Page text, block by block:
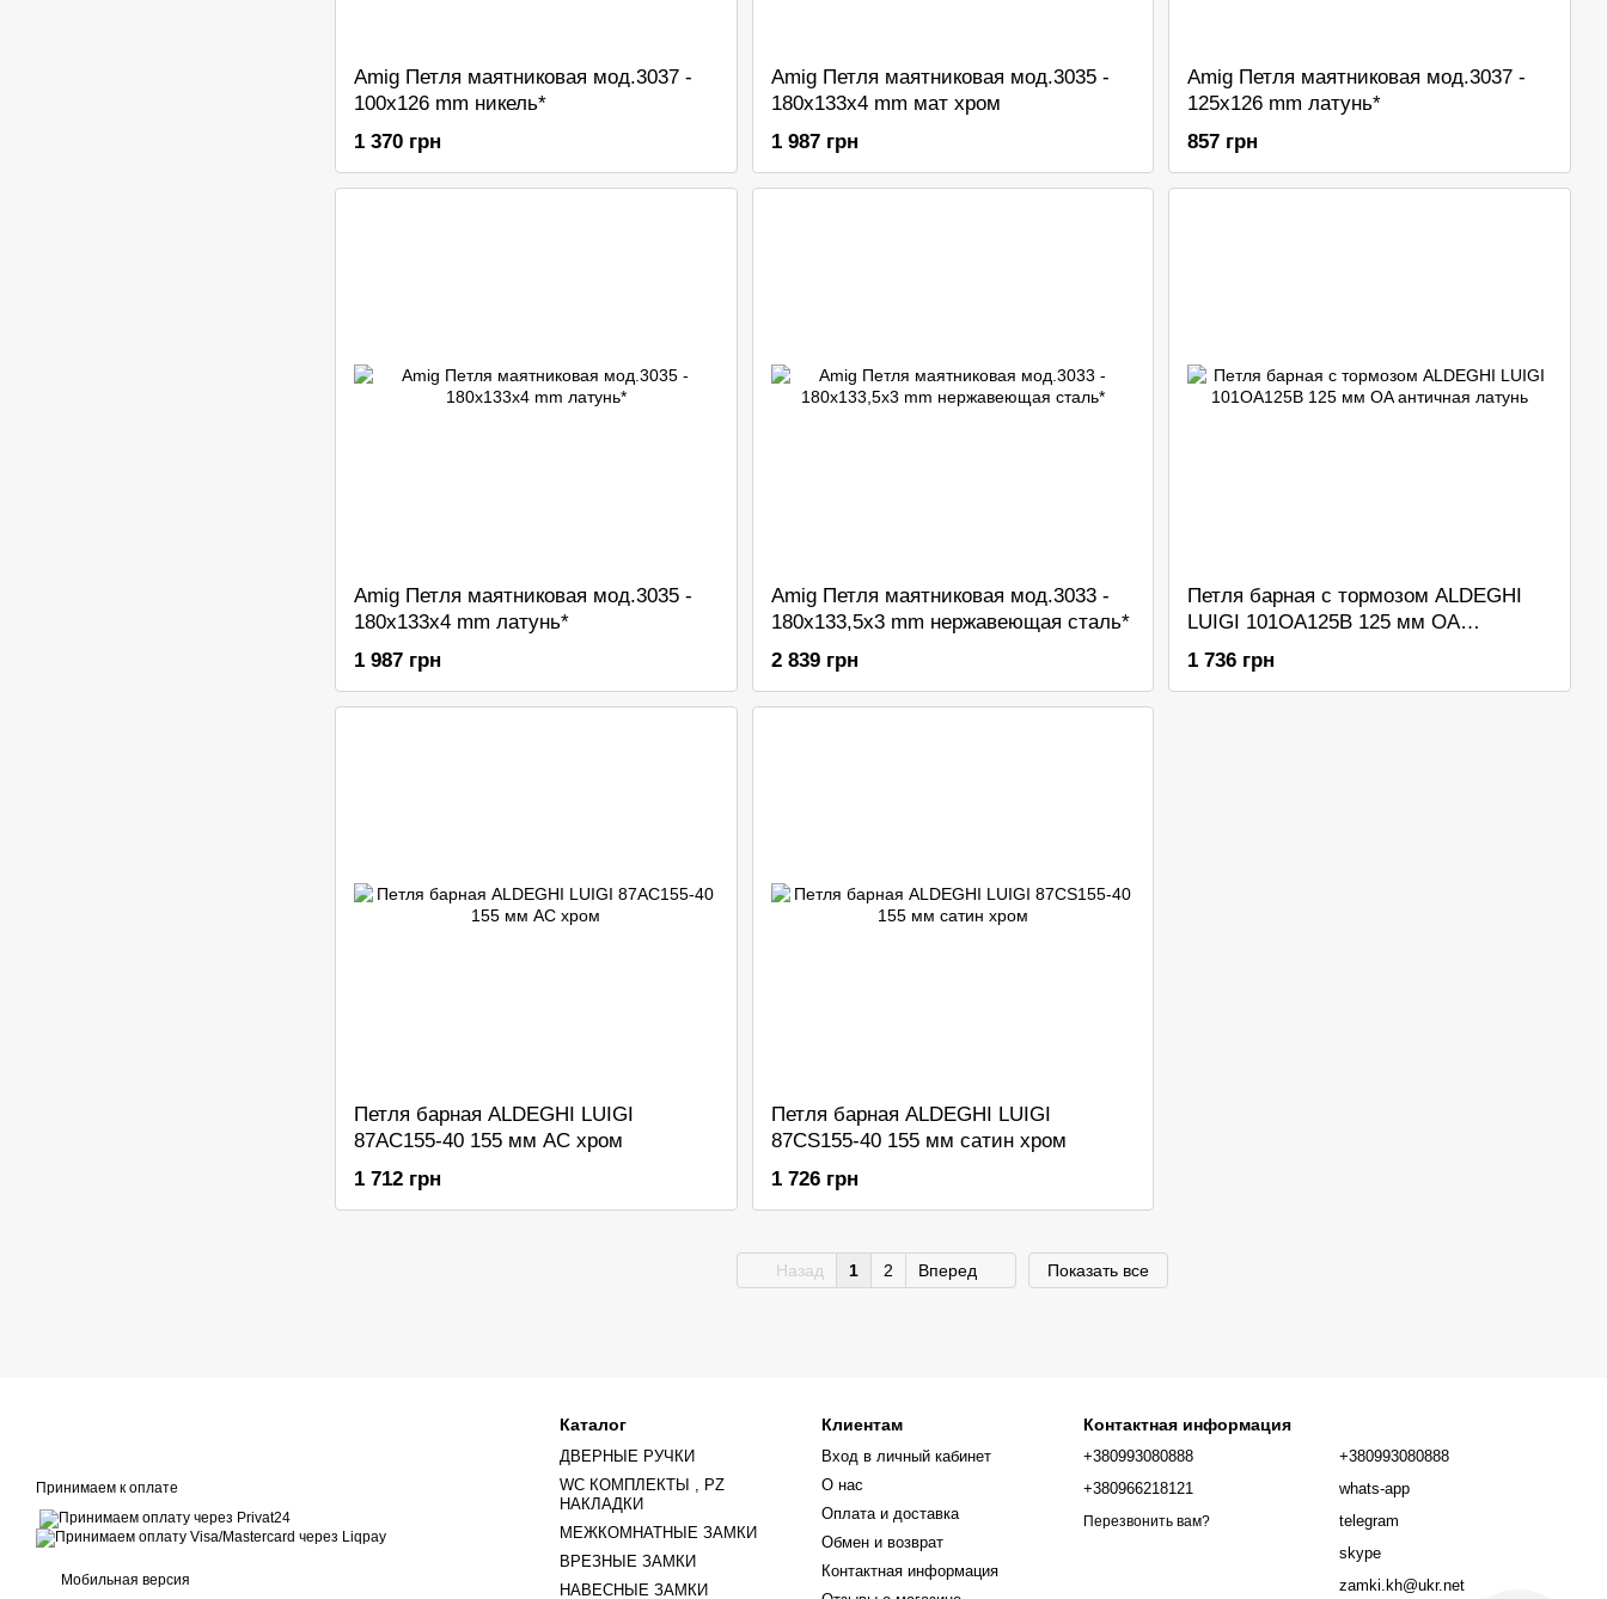
Amig Петля маятниковая мод.3037 -
100x126 mm никель*
1 370 грн
Amig Петля маятниковая мод.3035 -
180x133x4 mm мат хром
1 987 грн
Amig Петля маятниковая мод.3037 -
125x126 mm латунь*
857 грн
Amig Петля маятниковая мод.3035 -
180x133x4 mm латунь*
1 987 грн
Amig Петля маятниковая мод.3033 -
180x133,5x3 mm нержавеющая сталь*
2 839 грн
Петля барная с тормозом ALDEGHI
LUIGI 101OA125B 125 мм OA
античная латунь
1 736 грн
Петля барная ALDEGHI LUIGI
87AC155-40 155 мм AC хром
1 712 грн
Петля барная ALDEGHI LUIGI
87CS155-40 155 мм сатин хром
1 726 грн
Назад 1 2 Вперед Показать все
Принимаем к оплате
Мобильная версия
Каталог
ДВЕРНЫЕ РУЧКИ
WC КОМПЛЕКТЫ , PZ
НАКЛАДКИ
МЕЖКОМНАТНЫЕ ЗАМКИ
ВРЕЗНЫЕ ЗАМКИ
НАВЕСНЫЕ ЗАМКИ
Клиентам
Вход в личный кабинет
О нас
Оплата и доставка
Обмен и возврат
Контактная информация
Контактная информация
+380993080888
+380966218121
Перезвонить вам?
+380993080888
whats-app
telegram
skype
zamki.kh@ukr.net